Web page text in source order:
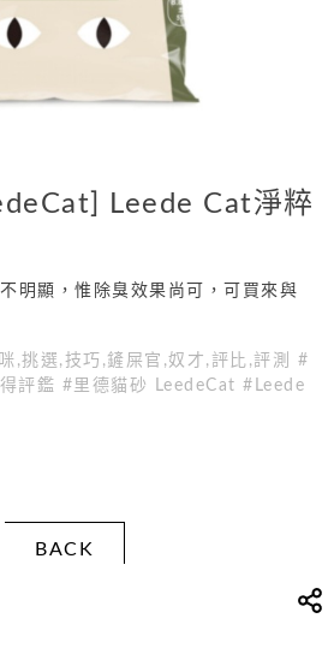
Leede Cat淨粹
明顯，惟除臭效果尚可，可買來與
,挑選,技巧,鏟屎官,奴才,評比,評測 #
評鑑 #里德貓砂 LeedeCat #Leede
BACK